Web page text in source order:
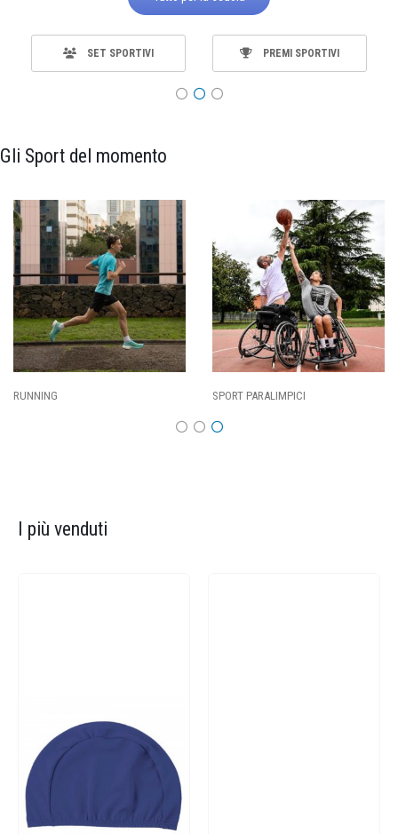
SET SPORTIVI PREMI SPORTIVI
Gli Sport del momento
CALCIO
I più venduti